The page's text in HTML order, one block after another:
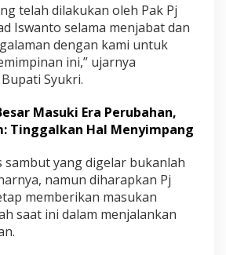
telah dilakukan oleh Pak Pj
Iswanto selama menjabat dan
dengan kami untuk
ini,” ujarnya
Syukri.
Masuki Era Perubahan,
Tinggalkan Hal Menyimpang
sambut yang digelar bukanlah
namun diharapkan Pj
memberikan masukan
saat ini dalam menjalankan